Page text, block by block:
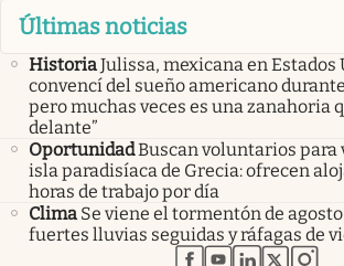
Últimas noticias
HistoriaJulissa, mexicana en Estados
convencí del sueño americano
pero muchas veces es una zanahoria
delante”
OportunidadBuscan voluntarios para
isla paradisíaca de Grecia: ofrecen
horas de trabajo por día
Clima Se viene el tormentón de agosto
fuertes lluvias seguidas y ráfagas de
abre en nueva
abre en nueva
abre en
abre